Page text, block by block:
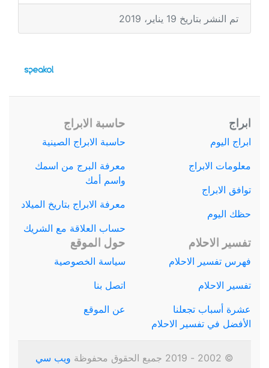
تم النشر بتاريخ 19 يناير، 2019
ابراج
ابراج اليوم
معلومات الابراج
توافق الابراج
حظك اليوم
حاسبة الابراج
حاسبة الابراج الصينية
معرفة البرج من اسمك
واسم أمك
معرفة الابراج بتاريخ الميلاد
حساب العلاقة مع الشريك
تفسير الاحلام
فهرس تفسير الاحلام
تفسير الاحلام
عشرة أسباب تجعلنا
الأفضل في تفسير الاحلام
حول الموقع
سياسة الخصوصية
اتصل بنا
عن الموقع
© 2002 - 2019 جميع الحقوق محفوظة ويب سي